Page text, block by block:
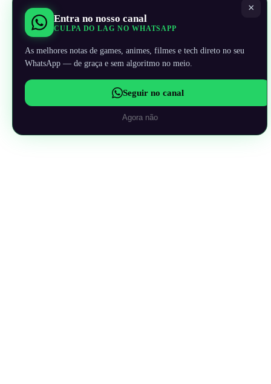
×
Entra no nosso canal
CULPA DO LAG NO WHATSAPP
As melhores notas de games, animes, filmes e tech direto no seu
WhatsApp — de graça e sem algoritmo no meio.
Seguir no canal
Agora não